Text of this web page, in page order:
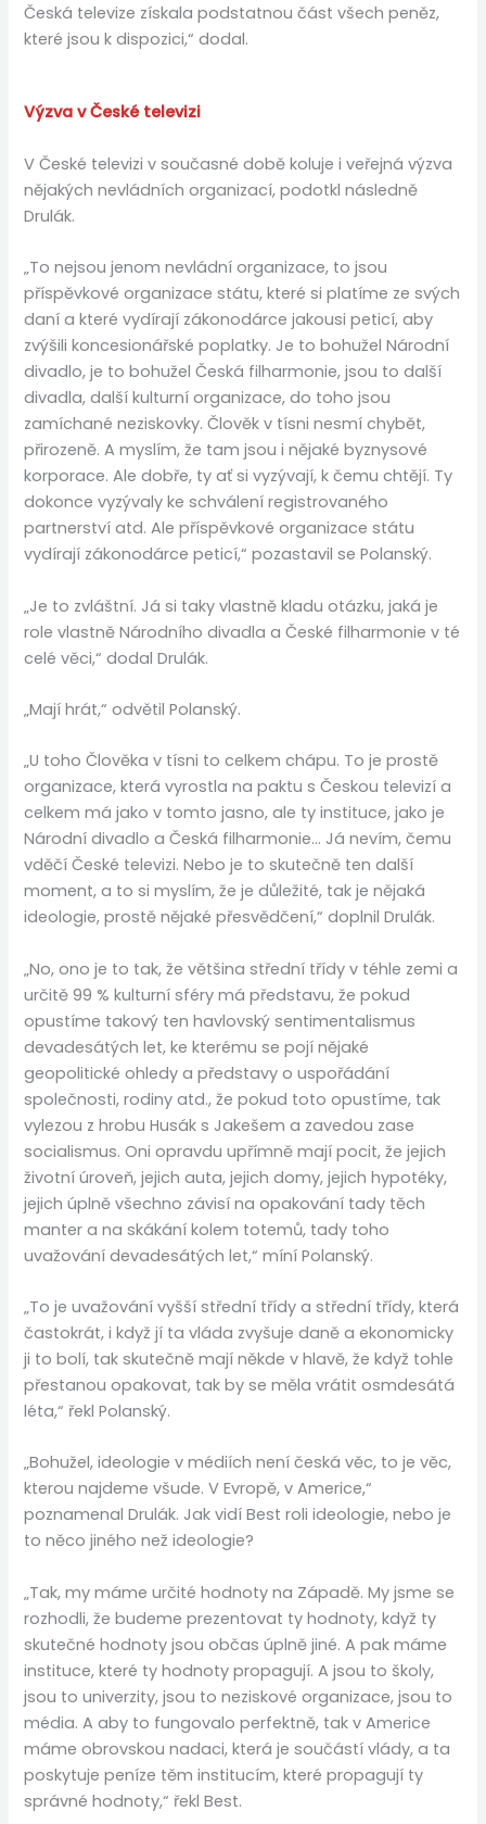
Česká televize získala podstatnou část všech peněz,
které jsou k dispozici,“ dodal.
Výzva v České televizi
V České televizi v současné době koluje i veřejná výzva
nějakých nevládních organizací, podotkl následně
Drulák.
„To nejsou jenom nevládní organizace, to jsou
příspěvkové organizace státu, které si platíme ze svých
daní a které vydírají zákonodárce jakousi peticí, aby
zvýšili koncesionářské poplatky. Je to bohužel Národní
divadlo, je to bohužel Česká filharmonie, jsou to další
divadla, další kulturní organizace, do toho jsou
zamíchané neziskovky. Člověk v tísni nesmí chybět,
přirozeně. A myslím, že tam jsou i nějaké byznysové
korporace. Ale dobře, ty ať si vyzývají, k čemu chtějí. Ty
dokonce vyzývaly ke schválení registrovaného
partnerství atd. Ale příspěvkové organizace státu
vydírají zákonodárce peticí,“ pozastavil se Polanský.
„Je to zvláštní. Já si taky vlastně kladu otázku, jaká je
role vlastně Národního divadla a České filharmonie v té
celé věci,“ dodal Drulák.
„Mají hrát,“ odvětil Polanský.
„U toho Člověka v tísni to celkem chápu. To je prostě
organizace, která vyrostla na paktu s Českou televizí a
celkem má jako v tomto jasno, ale ty instituce, jako je
Národní divadlo a Česká filharmonie… Já nevím, čemu
vděčí České televizi. Nebo je to skutečně ten další
moment, a to si myslím, že je důležité, tak je nějaká
ideologie, prostě nějaké přesvědčení,“ doplnil Drulák.
„No, ono je to tak, že většina střední třídy v téhle zemi a
určitě 99 % kulturní sféry má představu, že pokud
opustíme takový ten havlovský sentimentalismus
devadesátých let, ke kterému se pojí nějaké
geopolitické ohledy a představy o uspořádání
společnosti, rodiny atd., že pokud toto opustíme, tak
vylezou z hrobu Husák s Jakešem a zavedou zase
socialismus. Oni opravdu upřímně mají pocit, že jejich
životní úroveň, jejich auta, jejich domy, jejich hypotéky,
jejich úplně všechno závisí na opakování tady těch
manter a na skákání kolem totemů, tady toho
uvažování devadesátých let,“ míní Polanský.
„To je uvažování vyšší střední třídy a střední třídy, která
častokrát, i když jí ta vláda zvyšuje daně a ekonomicky
ji to bolí, tak skutečně mají někde v hlavě, že když tohle
přestanou opakovat, tak by se měla vrátit osmdesátá
léta,“ řekl Polanský.
„Bohužel, ideologie v médiích není česká věc, to je věc,
kterou najdeme všude. V Evropě, v Americe,“
poznamenal Drulák. Jak vidí Best roli ideologie, nebo je
to něco jiného než ideologie?
„Tak, my máme určité hodnoty na Západě. My jsme se
rozhodli, že budeme prezentovat ty hodnoty, když ty
skutečné hodnoty jsou občas úplně jiné. A pak máme
instituce, které ty hodnoty propagují. A jsou to školy,
jsou to univerzity, jsou to neziskové organizace, jsou to
média. A aby to fungovalo perfektně, tak v Americe
máme obrovskou nadaci, která je součástí vlády, a ta
poskytuje peníze těm institucím, které propagují ty
správné hodnoty,“ řekl Best.